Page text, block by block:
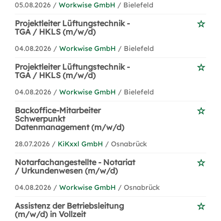
05.08.2026 / Workwise GmbH / Bielefeld
Projektleiter Lüftungstechnik -
TGA / HKLS (m/w/d)
04.08.2026 / Workwise GmbH / Bielefeld
Projektleiter Lüftungstechnik -
TGA / HKLS (m/w/d)
04.08.2026 / Workwise GmbH / Bielefeld
Backoffice-Mitarbeiter
Schwerpunkt
Datenmanagement (m/w/d)
28.07.2026 / KiKxxl GmbH / Osnabrück
Notarfachangestellte - Notariat
/ Urkundenwesen (m/w/d)
04.08.2026 / Workwise GmbH / Osnabrück
Assistenz der Betriebsleitung
(m/w/d) in Vollzeit